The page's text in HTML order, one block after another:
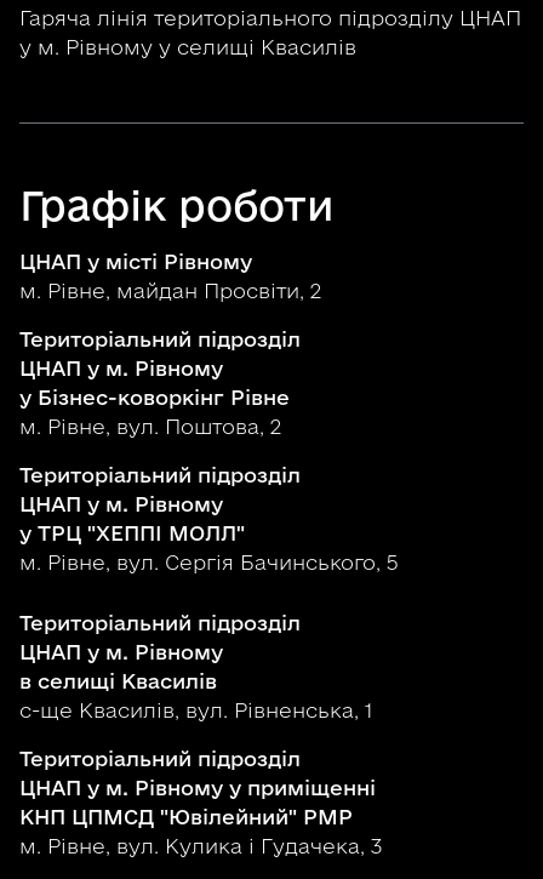
Гаряча лінія територіального підрозділу ЦНАП
у м. Рівному у селищі Квасилів
Графік роботи
ЦНАП у місті Рівному
м. Рівне, майдан Просвіти, 2
Територіальний підрозділ
ЦНАП у м. Рівному
у Бізнес-коворкінг Рівне
м. Рівне, вул. Поштова, 2
Територіальний підрозділ
ЦНАП у м. Рівному
у ТРЦ "ХЕППІ МОЛЛ"
м. Рівне, вул. Сергія Бачинського, 5
Територіальний підрозділ
ЦНАП у м. Рівному
в селищі Квасилів
с-ще Квасилів, вул. Рівненська, 1
Територіальний підрозділ
ЦНАП у м. Рівному у приміщенні
КНП ЦПМСД "Ювілейний" РМР
м. Рівне, вул. Кулика і Гудачека, 3